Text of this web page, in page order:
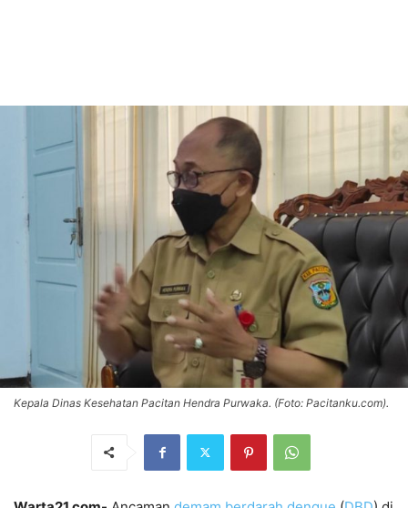
Kepala Dinas Kesehatan Pacitan Hendra Purwaka. (Foto: Pacitanku.com).